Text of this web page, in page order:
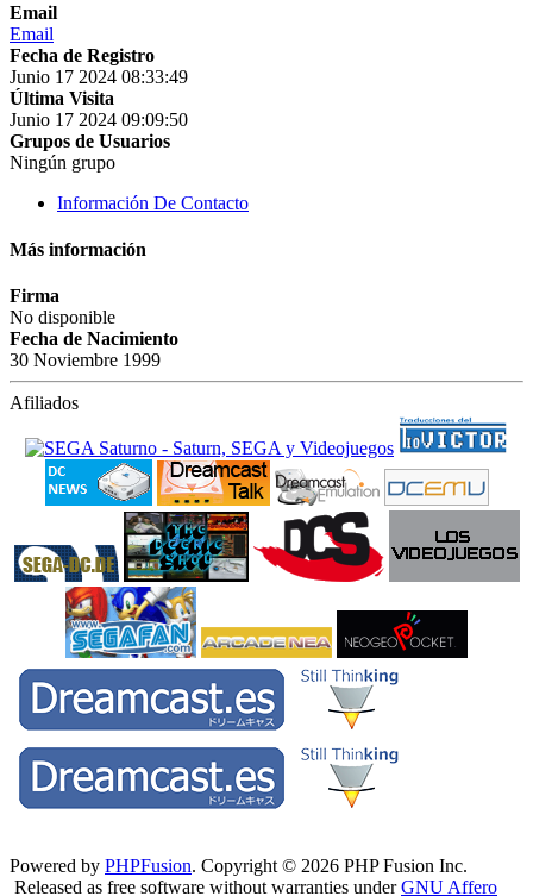
Email
Email
Fecha de Registro
Junio 17 2024 08:33:49
Última Visita
Junio 17 2024 09:09:50
Grupos de Usuarios
Ningún grupo
Información De Contacto
Más información
Firma
No disponible
Fecha de Nacimiento
30 Noviembre 1999
Afiliados
Powered by PHPFusion. Copyright © 2026 PHP Fusion Inc.
Released as free software without warranties underGNU Affero